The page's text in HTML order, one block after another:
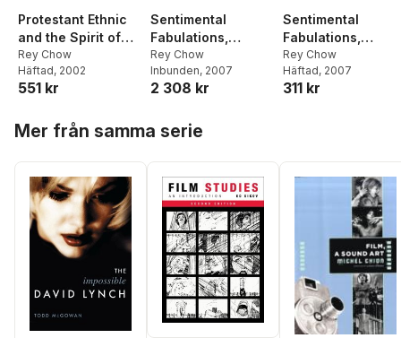
Protestant Ethnic
and the Spirit of
Capitalism
Rey Chow
Häftad, 2002
551 kr
Sentimental
Fabulations,
Contemporary
Chinese Films
Rey Chow
Inbunden, 2007
2 308 kr
Sentimental
Fabulations,
Contemporary
Chinese Films
Rey Chow
Häftad, 2007
311 kr
Mer från samma serie